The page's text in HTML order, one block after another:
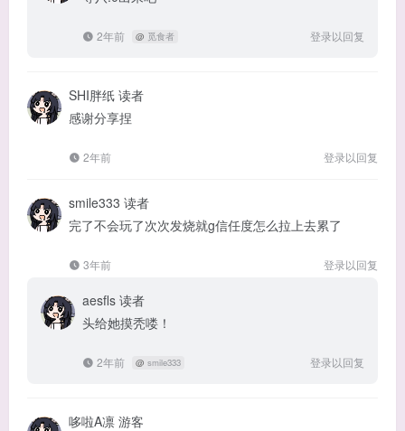
2年前 @ 觅食者 登录以回复
SHI胖纸 读者
感谢分享捏
2年前 登录以回复
smile333 读者
完了不会玩了次次发烧就g信任度怎么拉上去累了
3年前 登录以回复
aesfls 读者
头给她摸秃喽！
2年前 @ smile333 登录以回复
哆啦A凛 游客